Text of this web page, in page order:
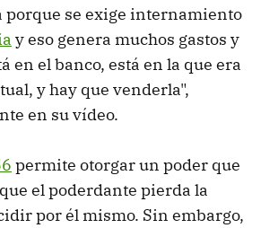
porque se exige internamiento
y eso genera muchos gastos y
en el banco, está en la que era
y hay que venderla",
en su vídeo.
permite otorgar un poder que
el poderdante pierda la
por él mismo. Sin embargo,